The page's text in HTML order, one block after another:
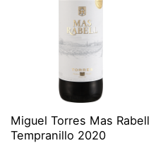
Miguel Torres Mas Rabell
Tempranillo 2020